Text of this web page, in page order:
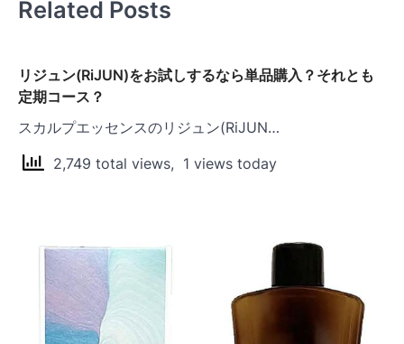
シ
ン
Related Posts
リジュン(RiJUN)をお試しするなら単品購入？それとも
定期コース？
スカルプエッセンスのリジュン(RiJUN…
2,749 total views, 1 views today